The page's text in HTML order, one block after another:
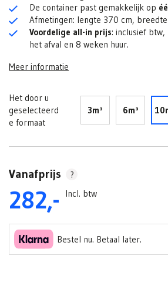
De container past gemakkelijk op
Afmetingen: lengte 370 cm,
Voordelige all-in prijs: inclusief btw,
het afval en 8 weken huur.
Meer informatie
Het door u
geselecteerd
e formaat
3m³ 6m³
Vanafprijs ?
282,- Incl. btw
Bestel nu. Betaal later.